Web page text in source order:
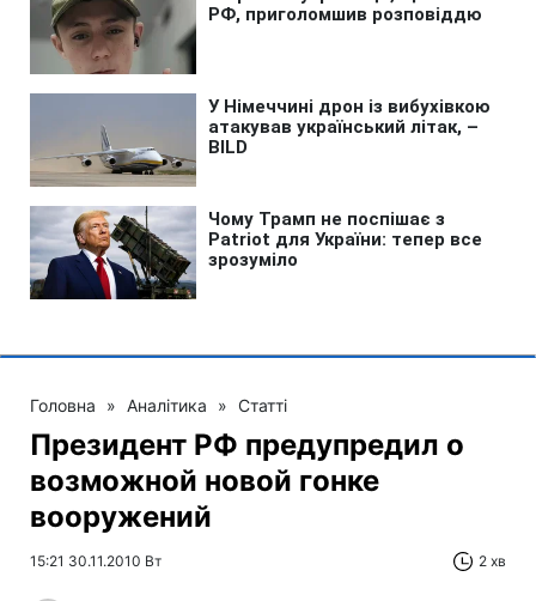
Головна » Аналітика » Статті
Президент РФ предупредил о
возможной новой гонке
вооружений
15:21 30.11.2010 Вт 2 хв